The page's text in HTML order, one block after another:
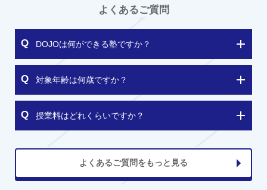
よくあるご質問
DOJOは何ができる塾ですか？
対象年齢は何歳ですか？
授業料はどれくらいですか？
よくあるご質問をもっと見る